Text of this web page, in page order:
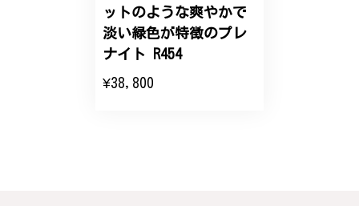
ットのような爽やかで
淡い緑色が特徴のプレ
ナイト R454
¥38,800